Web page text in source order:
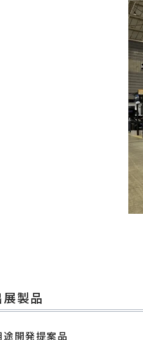
製品
開発提案品